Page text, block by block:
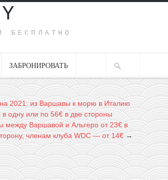
БЕСПЛАТНО
ЗАБРОНИРОВАТЬ
2021: из Варшавы к морю в Италию
в одну или по 56€ в две стороны
между Варшавой и Альгеро от 23€ в
членам клуба WDC — от 14€ →